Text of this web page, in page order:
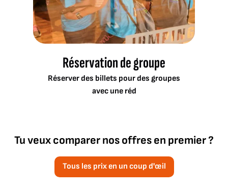
Réservation de groupe
Réserver des billets pour des groupes
avec une réd
Tu veux comparer nos offres en premier ?
Tous les prix en un coup d'œil